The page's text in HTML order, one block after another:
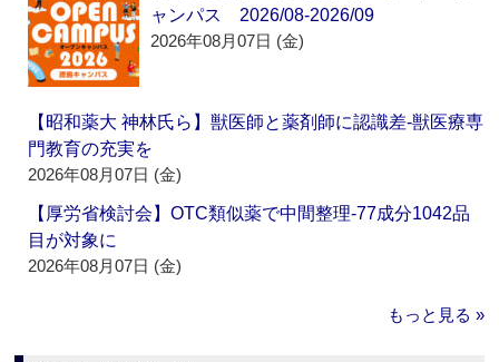
ャンパス 2026/08-2026/09
2026年08月07日 (金)
【昭和薬大 神林氏ら】獣医師と薬剤師に認識差‐獣医療専
門教育の充実を
2026年08月07日 (金)
【厚労省検討会】OTC類似薬で中間整理‐77成分1042品
目が対象に
2026年08月07日 (金)
もっと見る »